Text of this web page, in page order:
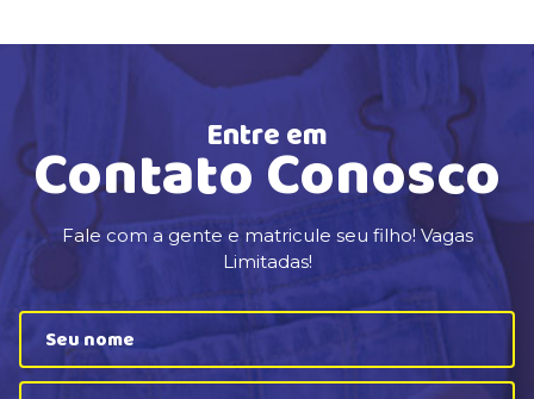
Entre em
Contato Conosco
Fale com a gente e matricule seu filho! Vagas
Limitadas!